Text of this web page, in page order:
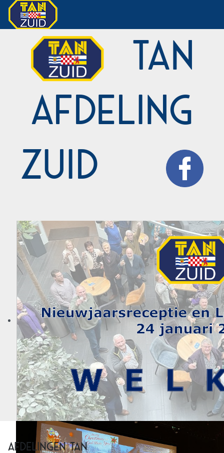
TAN
Afdeling
Zuid
Afdelingen TAN